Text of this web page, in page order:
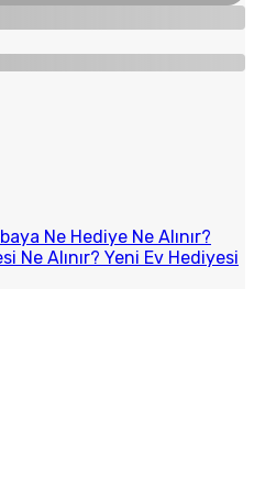
Ne Hediye Ne Alınır?
Ne Alınır? Yeni Ev Hediyesi